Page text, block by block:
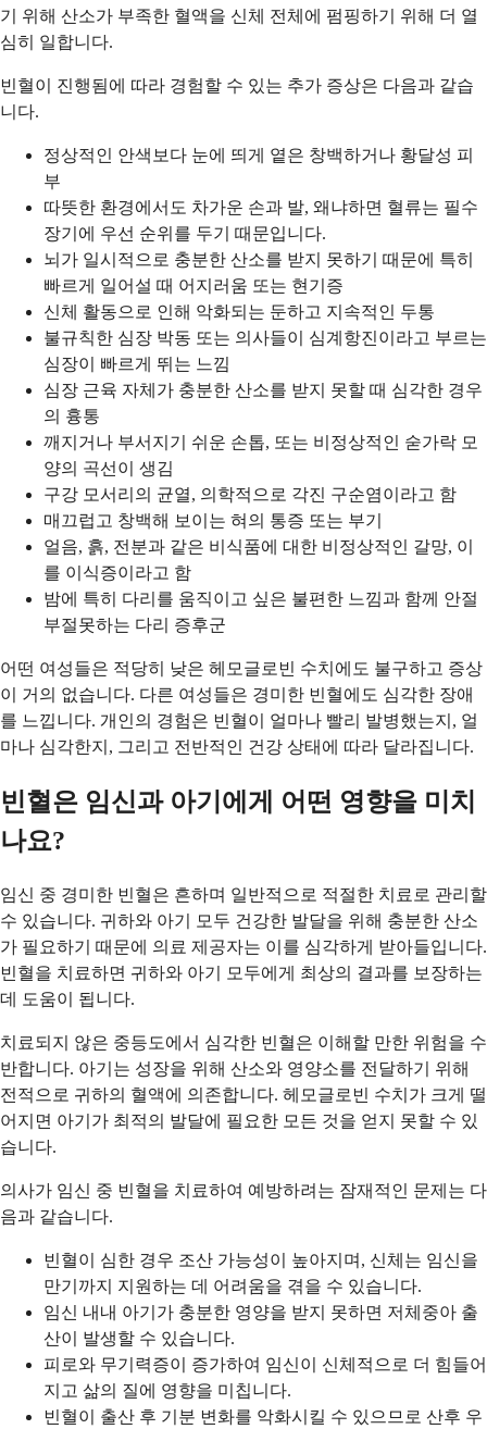
기 위해 산소가 부족한 혈액을 신체 전체에 펌핑하기 위해 더 열
심히 일합니다.
빈혈이 진행됨에 따라 경험할 수 있는 추가 증상은 다음과 같습
니다.
정상적인 안색보다 눈에 띄게 옅은 창백하거나 황달성 피
부
따뜻한 환경에서도 차가운 손과 발, 왜냐하면 혈류는 필수
장기에 우선 순위를 두기 때문입니다.
뇌가 일시적으로 충분한 산소를 받지 못하기 때문에 특히
빠르게 일어설 때 어지러움 또는 현기증
신체 활동으로 인해 악화되는 둔하고 지속적인 두통
불규칙한 심장 박동 또는 의사들이 심계항진이라고 부르는
심장이 빠르게 뛰는 느낌
심장 근육 자체가 충분한 산소를 받지 못할 때 심각한 경우
의 흉통
깨지거나 부서지기 쉬운 손톱, 또는 비정상적인 숟가락 모
양의 곡선이 생김
구강 모서리의 균열, 의학적으로 각진 구순염이라고 함
매끄럽고 창백해 보이는 혀의 통증 또는 부기
얼음, 흙, 전분과 같은 비식품에 대한 비정상적인 갈망, 이
를 이식증이라고 함
밤에 특히 다리를 움직이고 싶은 불편한 느낌과 함께 안절
부절못하는 다리 증후군
어떤 여성들은 적당히 낮은 헤모글로빈 수치에도 불구하고 증상
이 거의 없습니다. 다른 여성들은 경미한 빈혈에도 심각한 장애
를 느낍니다. 개인의 경험은 빈혈이 얼마나 빨리 발병했는지, 얼
마나 심각한지, 그리고 전반적인 건강 상태에 따라 달라집니다.
빈혈은 임신과 아기에게 어떤 영향을 미치
나요?
임신 중 경미한 빈혈은 흔하며 일반적으로 적절한 치료로 관리할
수 있습니다. 귀하와 아기 모두 건강한 발달을 위해 충분한 산소
가 필요하기 때문에 의료 제공자는 이를 심각하게 받아들입니다.
빈혈을 치료하면 귀하와 아기 모두에게 최상의 결과를 보장하는
데 도움이 됩니다.
치료되지 않은 중등도에서 심각한 빈혈은 이해할 만한 위험을 수
반합니다. 아기는 성장을 위해 산소와 영양소를 전달하기 위해
전적으로 귀하의 혈액에 의존합니다. 헤모글로빈 수치가 크게 떨
어지면 아기가 최적의 발달에 필요한 모든 것을 얻지 못할 수 있
습니다.
의사가 임신 중 빈혈을 치료하여 예방하려는 잠재적인 문제는 다
음과 같습니다.
빈혈이 심한 경우 조산 가능성이 높아지며, 신체는 임신을
만기까지 지원하는 데 어려움을 겪을 수 있습니다.
임신 내내 아기가 충분한 영양을 받지 못하면 저체중아 출
산이 발생할 수 있습니다.
피로와 무기력증이 증가하여 임신이 신체적으로 더 힘들어
지고 삶의 질에 영향을 미칩니다.
빈혈이 출산 후 기분 변화를 악화시킬 수 있으므로 산후 우